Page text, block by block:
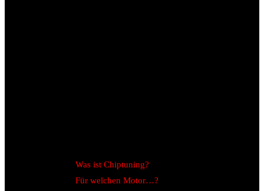
Was ist Chiptuning?
Für welchen Motor…?